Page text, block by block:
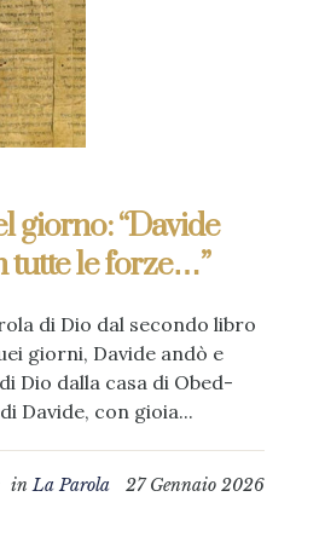
giorno: “Davide
tutte le forze…”
di Dio dal secondo libro
giorni, Davide andò e
Dio dalla casa di Obed-
Davide, con gioia...
27 Gennaio 2026
inLa Parola